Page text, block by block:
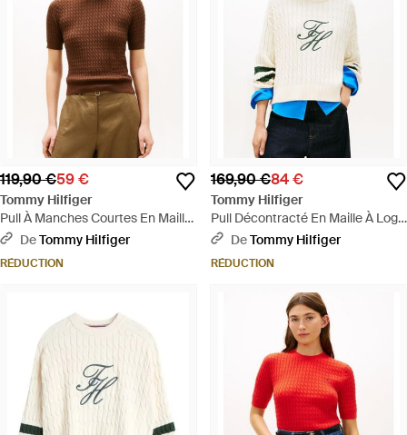
119,90 €59 €
Tommy Hilfiger
Pull À Manches Courtes En Maille
Torsadée - Marron
DeTommy Hilfiger
RÉDUCTION
169,90 €84 €
Tommy Hilfiger
Pull Décontracté En Maille À Logo
Brodé - Blanc
DeTommy Hilfiger
RÉDUCTION